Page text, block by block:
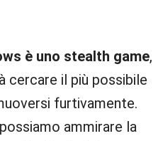
è uno stealth game,
cercare il più possibile
furtivamente.
ammirare la